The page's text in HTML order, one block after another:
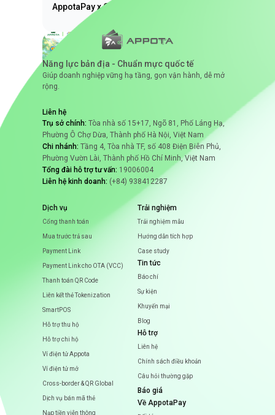
AppotaPay x Gamota
AppotaPay x THS Game: Ưu đãi nạp
Ragnarok lên đến 30K
Năng lực bản địa - Chuẩn mực quốc tế
Giúp doanh nghiệp vững hạ tầng, gọn vận hành, dễ mở
rộng.
Liên hệ
Trụ sở chính: Tòa nhà số 15+17, Ngõ 81, Phố Láng Hạ,
Phường Ô Chợ Dừa, Thành phố Hà Nội, Việt Nam
Chi nhánh: Tầng 4, Tòa nhà TF, số 408 Điện Biên Phủ,
Phường Vườn Lài, Thành phố Hồ Chí Minh, Việt Nam
Tổng đài hỗ trợ tư vấn: 19006004
Liên hệ kinh doanh: (+84) 938412287
Dịch vụ
Cổng thanh toán
Mua trước trả sau
Payment Link
Payment Link cho OTA (VCC)
Thanh toán QR Code
Liên kết thẻ Tokenization
SmartPOS
Hỗ trợ thu hộ
Hỗ trợ chi hộ
Ví điện tử Appota
Ví điện tử mở
Cross-border & QR Global
Dịch vụ bán mã thẻ
Nạp tiền viễn thông
Trải nghiệm
Trải nghiệm mẫu
Hướng dẫn tích hợp
Case study
Tin tức
Báo chí
Sự kiện
Khuyến mại
Blog
Hỗ trợ
Liên hệ
Chính sách điều khoản
Câu hỏi thường gặp
Báo giá
Về AppotaPay